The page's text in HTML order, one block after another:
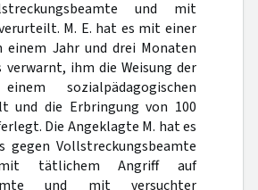
und mit
M. E. hat es mit einer
einem Jahr und drei Monaten
verwarnt, ihm die Weisung der
sozialpädagogischen
und die Erbringung von 100
Die Angeklagte M. hat es
gegen Vollstreckungsbeamte
tätlichem Angriff auf
und mit versuchter